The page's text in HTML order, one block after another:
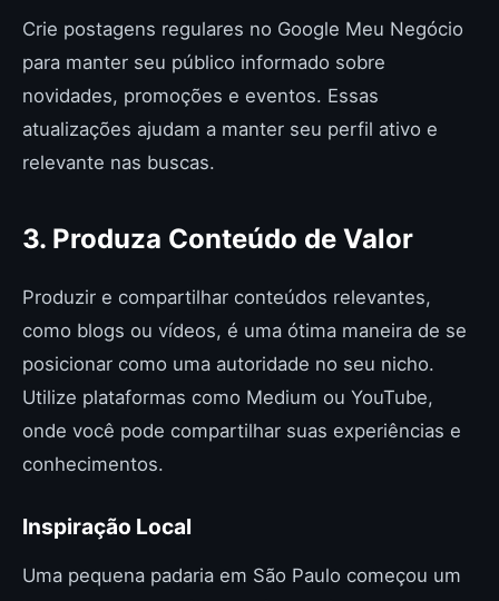
Crie postagens regulares no Google Meu Negócio
para manter seu público informado sobre
novidades, promoções e eventos. Essas
atualizações ajudam a manter seu perfil ativo e
relevante nas buscas.
3. Produza Conteúdo de Valor
Produzir e compartilhar conteúdos relevantes,
como blogs ou vídeos, é uma ótima maneira de se
posicionar como uma autoridade no seu nicho.
Utilize plataformas como Medium ou YouTube,
onde você pode compartilhar suas experiências e
conhecimentos.
Inspiração Local
Uma pequena padaria em São Paulo começou um